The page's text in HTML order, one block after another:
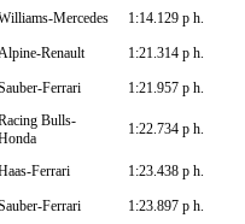
Mercedes 1:14.129 p h.
Renault 1:21.314 p h.
Ferrari 1:21.957 p h.
Bulls-
1:22.734 p h.
Ferrari 1:23.438 p h.
Ferrari 1:23.897 p h.